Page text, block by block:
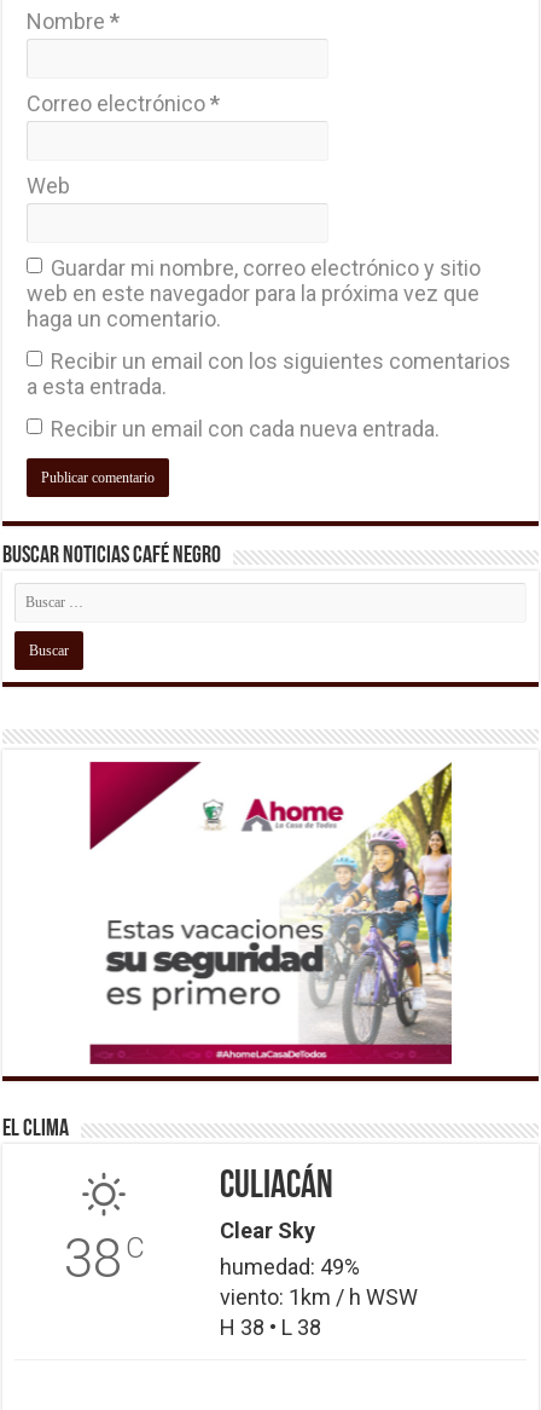
Nombre*
Correo electrónico*
Web
Guardar mi nombre, correo electrónico y sitio
web en este navegador para la próxima vez que
haga un comentario.
Recibir un email con los siguientes comentarios
a esta entrada.
Recibir un email con cada nueva entrada.
Buscar Noticias Café Negro
El Clima
38 C
Culiacán
Clear Sky
humedad: 49%
viento: 1km / h WSW
H 38 • L 38